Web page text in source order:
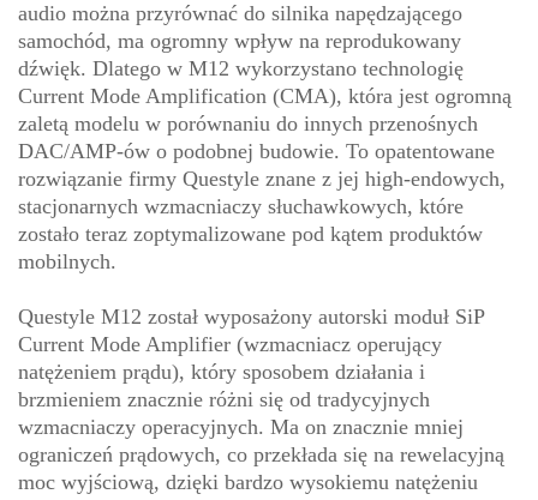
audio można przyrównać do silnika napędzającego
samochód, ma ogromny wpływ na reprodukowany
dźwięk. Dlatego w M12 wykorzystano technologię
Current Mode Amplification (CMA), która jest ogromną
zaletą modelu w porównaniu do innych przenośnych
DAC/AMP-ów o podobnej budowie. To opatentowane
rozwiązanie firmy Questyle znane z jej high-endowych,
stacjonarnych wzmacniaczy słuchawkowych, które
zostało teraz zoptymalizowane pod kątem produktów
mobilnych.
Questyle M12 został wyposażony autorski moduł SiP
Current Mode Amplifier (wzmacniacz operujący
natężeniem prądu), który sposobem działania i
brzmieniem znacznie różni się od tradycyjnych
wzmacniaczy operacyjnych. Ma on znacznie mniej
ograniczeń prądowych, co przekłada się na rewelacyjną
moc wyjściową, dzięki bardzo wysokiemu natężeniu